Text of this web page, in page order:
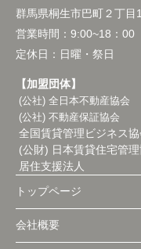
群馬県桐生市巴町２丁
営業時間： 9:00~18：00
定休日： 日曜・祭日
【加盟団体】
(公社) 全日本不動産協会
(公社) 不動産保証協会
全国賃貸管理ビジネス協
(公財) 日本賃貸住宅管
居住支援法人
トップページ
会社概要